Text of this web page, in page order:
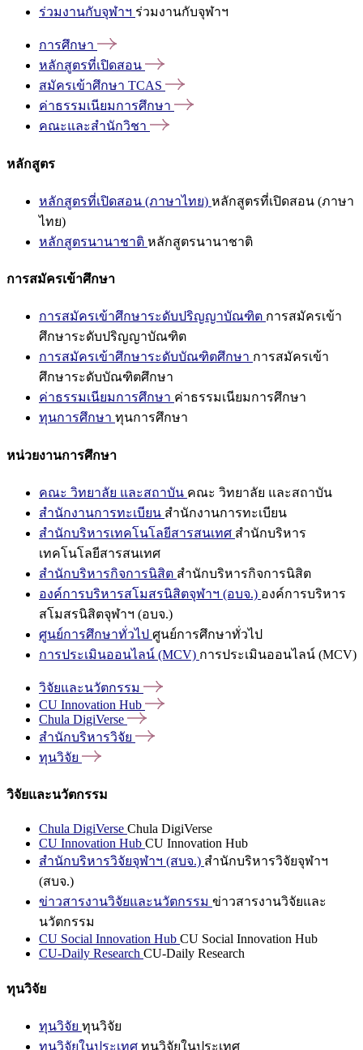
ร่วมงานกับจุฬาฯ ร่วมงานกับจุฬาฯ
การศึกษา
หลักสูตรที่เปิดสอน
สมัครเข้าศึกษา TCAS
ค่าธรรมเนียมการศึกษา
คณะและสำนักวิชา
หลักสูตร
หลักสูตรที่เปิดสอน (ภาษาไทย) หลักสูตรที่เปิดสอน (ภาษา
ไทย)
หลักสูตรนานาชาติ หลักสูตรนานาชาติ
การสมัครเข้าศึกษา
การสมัครเข้าศึกษาระดับปริญญาบัณฑิต การสมัครเข้า
ศึกษาระดับปริญญาบัณฑิต
การสมัครเข้าศึกษาระดับบัณฑิตศึกษา การสมัครเข้า
ศึกษาระดับบัณฑิตศึกษา
ค่าธรรมเนียมการศึกษา ค่าธรรมเนียมการศึกษา
ทุนการศึกษา ทุนการศึกษา
หน่วยงานการศึกษา
คณะ วิทยาลัย และสถาบัน คณะ วิทยาลัย และสถาบัน
สำนักงานการทะเบียน สำนักงานการทะเบียน
สำนักบริหารเทคโนโลยีสารสนเทศ สำนักบริหาร
เทคโนโลยีสารสนเทศ
สำนักบริหารกิจการนิสิต สำนักบริหารกิจการนิสิต
องค์การบริหารสโมสรนิสิตจุฬาฯ (อบจ.) องค์การบริหาร
สโมสรนิสิตจุฬาฯ (อบจ.)
ศูนย์การศึกษาทั่วไป ศูนย์การศึกษาทั่วไป
การประเมินออนไลน์ (MCV) การประเมินออนไลน์ (MCV)
วิจัยและนวัตกรรม
CU Innovation Hub
Chula DigiVerse
สำนักบริหารวิจัย
ทุนวิจัย
วิจัยและนวัตกรรม
Chula DigiVerse Chula DigiVerse
CU Innovation Hub CU Innovation Hub
สำนักบริหารวิจัยจุฬาฯ (สบจ.) สำนักบริหารวิจัยจุฬาฯ
(สบจ.)
ข่าวสารงานวิจัยและนวัตกรรม ข่าวสารงานวิจัยและ
นวัตกรรม
CU Social Innovation Hub CU Social Innovation Hub
CU-Daily Research CU-Daily Research
ทุนวิจัย
ทุนวิจัย ทุนวิจัย
ทุนวิจัยในประเทศ ทุนวิจัยในประเทศ